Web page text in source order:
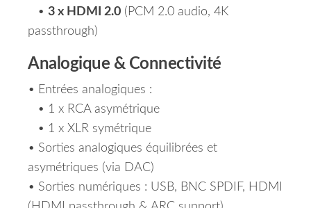
• 3 x HDMI 2.0 (PCM 2.0 audio, 4K
passthrough)
Analogique & Connectivité
• Entrées analogiques :
• 1 x RCA asymétrique
• 1 x XLR symétrique
• Sorties analogiques équilibrées et
asymétriques (via DAC)
• Sorties numériques : USB, BNC SPDIF, HDMI